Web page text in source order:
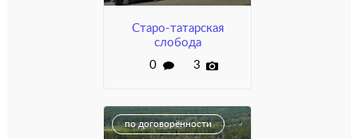
Старо-татарская
слобода
0
3
по договорённости